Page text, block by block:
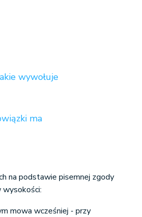
wywołuje
ma
na podstawie pisemnej zgody
mowa wcześniej - przy